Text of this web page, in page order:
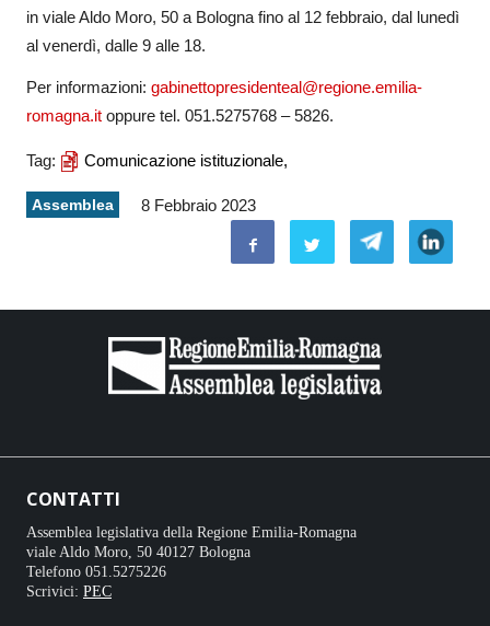
in viale Aldo Moro, 50 a Bologna fino al 12 febbraio, dal lunedì
al venerdì, dalle 9 alle 18.
Per informazioni: gabinettopresidenteal@regione.emilia-
romagna.it oppure tel. 051.5275768 – 5826.
Tag: Comunicazione istituzionale,
Assemblea 8 Febbraio 2023
CONTATTI
Assemblea legislativa della Regione Emilia-Romagna
viale Aldo Moro, 50 40127 Bologna
Telefono 051.5275226
Scrivici: PEC